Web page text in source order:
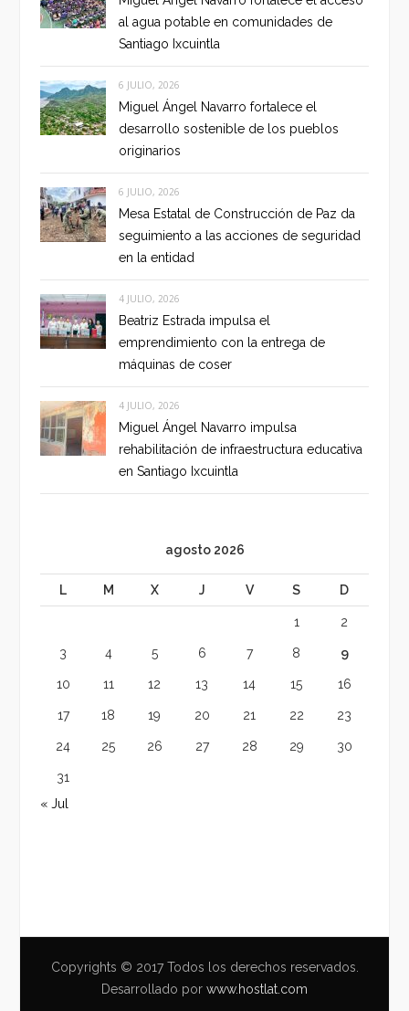
al agua potable en comunidades de
Santiago Ixcuintla
6 JULIO, 2026
Miguel Ángel Navarro fortalece el
desarrollo sostenible de los pueblos
originarios
6 JULIO, 2026
Mesa Estatal de Construcción de Paz da
seguimiento a las acciones de seguridad
en la entidad
4 JULIO, 2026
Beatriz Estrada impulsa el
emprendimiento con la entrega de
máquinas de coser
4 JULIO, 2026
Miguel Ángel Navarro impulsa
rehabilitación de infraestructura educativa
en Santiago Ixcuintla
agosto 2026
L M X J V S D
1 2
3 4 5 6 7 8 9
10 11 12 13 14 15 16
17 18 19 20 21 22 23
24 25 26 27 28 29 30
31
« Jul
Copyrights © 2017 Todos los derechos reservados.
Desarrollado por www.hostlat.com